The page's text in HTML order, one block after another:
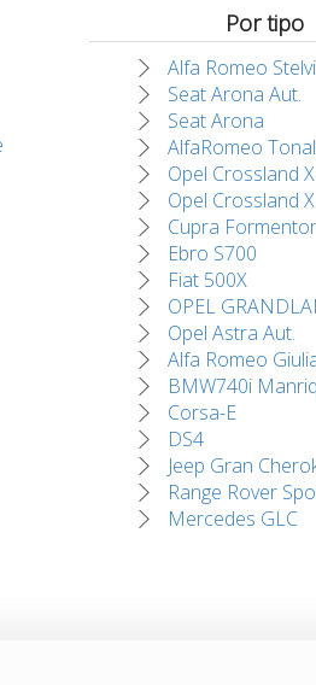
Por tipo
Alfa Romeo
Seat Arona Aut.
Seat Arona
AlfaRomeo
Opel Crossland
Opel Crossland X
Cupra Formentor
Ebro S700
Fiat 500X
OPEL
Opel Astra Aut.
Alfa Romeo
BMW740i
Corsa-E
DS4
Jeep Gran
Range Rover
Mercedes GLC